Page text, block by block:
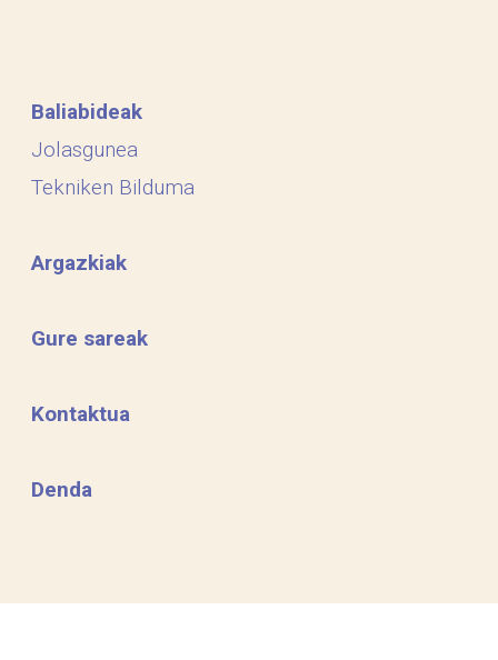
Baliabideak
Jolasgunea
Tekniken Bilduma
Argazkiak
Gure sareak
Kontaktua
Denda